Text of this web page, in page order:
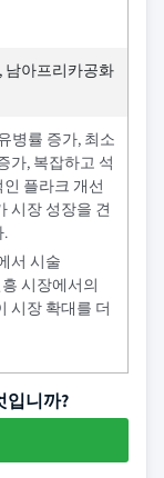
남아프리카공화
병률 증가, 최소
가, 복잡하고 석
플라크 개선
시장 성장을 견
.
서 시술
시장에서의
시장 확대를 더
입니까?